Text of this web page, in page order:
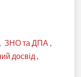
, ЗНО та ДПА ,
досвід ,